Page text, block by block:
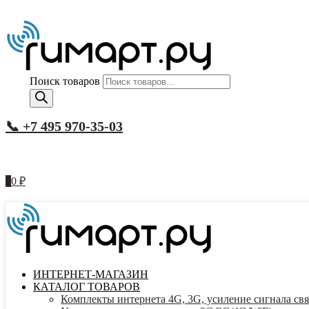
Поиск товаров
📞 +7 495 970-35-03
0 ₽
ИНТЕРНЕТ-МАГАЗИН
КАТАЛОГ ТОВАРОВ
Комплекты интернета 4G, 3G, усиление сигнала